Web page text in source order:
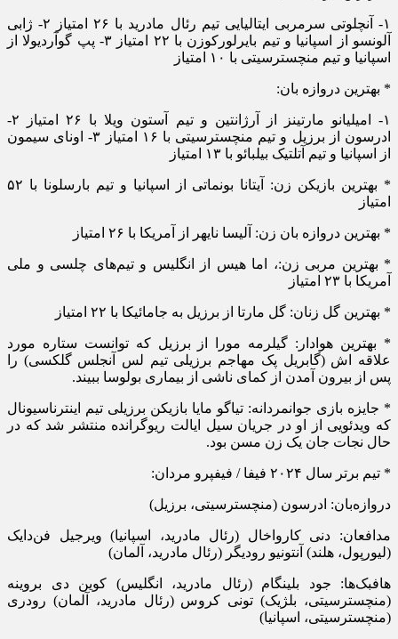
۱- آنچلوتی سرمربی ایتالیایی تیم رئال مادرید با ۲۶ امتیاز ۲- ژابی
آلونسو از اسپانیا و تیم بایرلورکوزن با ۲۲ امتیاز ۳- پپ گوآردیولا از
اسپانیا و تیم منچسترسیتی با ۱۰ امتیاز
* بهترین دروازه بان:
۱- امیلیانو مارتینز از آرژانتین و تیم آستون ویلا با ۲۶ امتیاز ۲-
ادرسون از برزیل و تیم منچسترسیتی با ۱۶ امتیاز ۳- اونای سیمون
از اسپانیا و تیم آتلتیک بیلبائو با ۱۳ امتیاز
* بهترین بازیکن زن: آیتانا بونماتی از اسپانیا و تیم بارسلونا با ۵۲
امتیاز
* بهترین دروازه بان زن: آلیسا نایهر از آمریکا با ۲۶ امتیاز
* بهترین مربی زن:، اما هیس از انگلیس و تیم‌های چلسی و ملی
آمریکا با ۲۳ امتیاز
* بهترین گل زنان: گل مارتا از برزیل به جامائیکا با ۲۲ امتیاز
* بهترین هوادار: گیلرمه مورا از برزیل که توانست ستاره مورد
علاقه اش (گابریل پک مهاجم برزیلی تیم لس آنجلس گلکسی) را
پس از بیرون آمدن از کمای ناشی از بیماری بولوسا ببیند.
* جایزه بازی جوانمردانه: تیاگو مایا بازیکن برزیلی تیم اینترناسیونال
که ویدئویی از او در جریان سیل ایالت ریوگرانده منتشر شد که در
حال نجات جان یک زن مسن بود.
* تیم برتر سال ۲۰۲۴ فیفا / فیفپرو مردان:
دروازه‌بان: ادرسون (منچسترسیتی، برزیل)
مدافعان: دنی کارواخال (رئال مادرید، اسپانیا) ویرجیل فن‌دایک
(لیورپول، هلند) آنتونیو رودیگر (رئال مادرید، آلمان)
هافبک‌ها: جود بلینگام (رئال مادرید، انگلیس) کوین دی بروینه
(منچسترسیتی، بلژیک) تونی کروس (رئال مادرید، آلمان) رودری
(منچسترسیتی، اسپانیا)